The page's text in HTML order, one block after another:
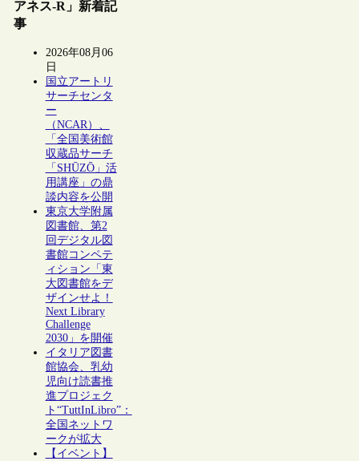
アネス-R」新着記
事
2026年08月06
日
国立アートリ
サーチセンタ
ー
（NCAR）、
「全国美術館
収蔵品サーチ
「SHŪZŌ」活
用講座」の鼎
談内容を公開
東京大学附属
図書館、第2
回デジタル図
書館コンペテ
ィション「東
大図書館をデ
ザインせよ！
Next Library
Challenge
2030」を開催
イタリア図書
館協会、乳幼
児向け読書推
進プロジェク
ト“TuttInLibro”：
全国ネットワ
ークが拡大
【イベント】